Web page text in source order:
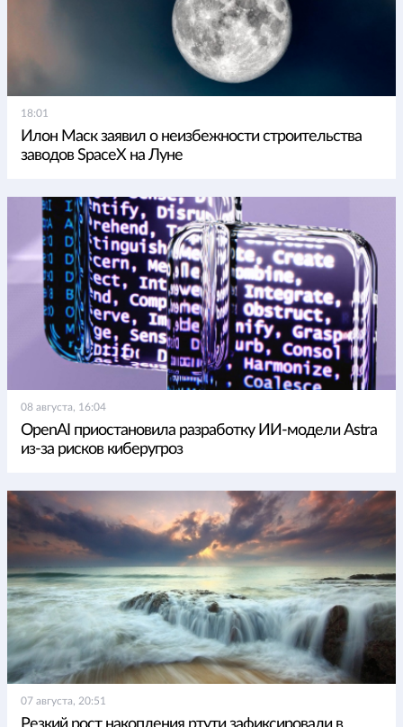
18:01
Илон Маск заявил о неизбежности строительства
заводов SpaceX на Луне
08 августа, 16:04
OpenAI приостановила разработку ИИ-модели Astra
из-за рисков киберугроз
07 августа, 20:51